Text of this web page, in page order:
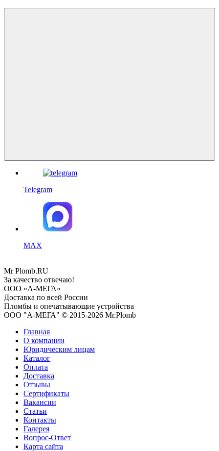
Telegram
MAX
MrPlomb.RU
За качество отвечаю!
ООО «А-МЕГА»
Доставка по всей России
Пломбы и опечатывающие устройства
ООО "А-МЕГА" © 2015-2026 Mr.Plomb
Главная
О компании
Юридическим лицам
Каталог
Оплата
Доставка
Отзывы
Сертификаты
Вакансии
Статьи
Контакты
Галерея
Вопрос-Ответ
Карта сайта